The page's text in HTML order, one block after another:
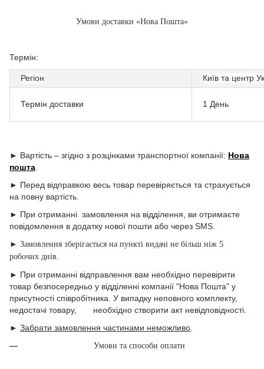
Умови доставки «Нова Пошта»
Термін:
Регіон Київ та центр
Термін доставки 1 День
► Вартість – згідно з розцінками транспортної компанії: Нова
пошта
► Перед відправкою весь товар перевіряється та страхується
на повну вартість.
► При отриманні замовлення на відділення, ви отримаєте
повідомлення в додатку нової пошти або через SMS.
► Замовлення зберігається на пункті видачі не більш ніж 5
робочих днів.
► При отриманні відправлення вам необхідно перевірити
товар безпосередньо у відділенні компанії "Нова Пошта" у
присутності співробітника. У випадку неповного комплекту,
недостачі товару, необхідно створити акт невідповідності.
► Забрати замовлення частинами неможливо
Умови та способи оплати